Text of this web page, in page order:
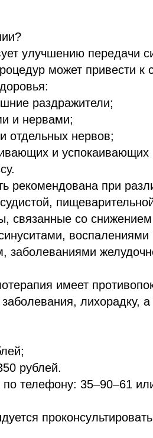
улучшению передачи
может привести
раздражители;
и нервами;
отдельных нервов;
и успокаивающих
рекомендована при
связанные со
воспалениями
заболеваниями
имеет
лихорадку,
рублей.
телефону: 35–90–61